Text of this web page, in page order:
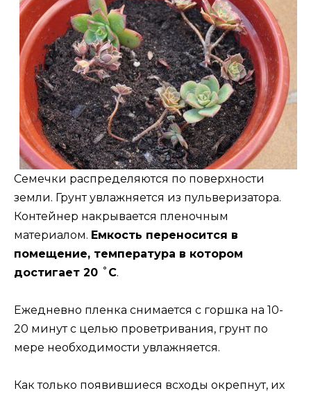
Семечки распределяются по поверхности
земли. Грунт увлажняется из пульверизатора.
Контейнер накрывается пленочным
материалом. Емкость переносится в
помещение, температура в котором
достигает 20 ˚С.
Ежедневно пленка снимается с горшка на 10-
20 минут с целью проветривания, грунт по
мере необходимости увлажняется.
Как только появившиеся всходы окрепнут, их